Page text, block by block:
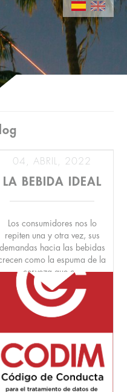
04, ABRIL, 2022
LA BEBIDA IDEAL
Los consumidores nos lo
repiten una y otra vez, sus
demandas hacia las bebidas
como la espuma de la
cerveza que c...